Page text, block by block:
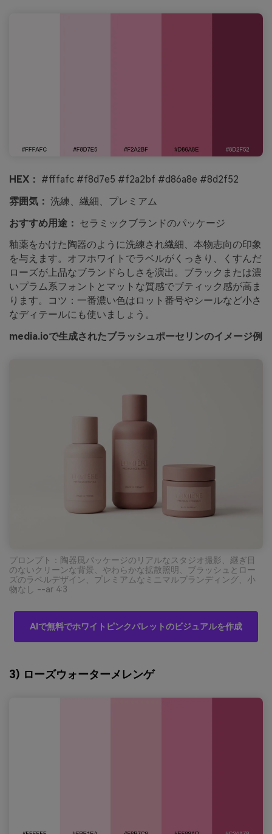
HEX： #fffafc #f8d7e5 #f2a2bf #d86a8e #8d2f52
雰囲気： 洗練、繊細、プレミアム
おすすめ用途： セラミックブランドのパッケージ
釉薬をかけた陶器のように洗練され繊細、本物志向の印象
を与えます。オフホワイトでラベルがくっきり、くすんだ
ローズが上品なブランドらしさを演出。ブラックまたは濃
いプラム系フォントとマットな質感でブティック感が高ま
ります。コツ：一番濃い色はロット番号やシールなど小さ
なディテールにも使いましょう。
media.ioで生成されたブラッシュポーセリンのイメージ例
プロンプト：陶器風パッケージのリアルなスタジオ撮影、継ぎ目
のないクリーンな背景、やわらかな拡散照明、ブラッシュとロー
ズのラベルデザイン、プレミアムなミニマルブランディング、小
物なし --ar 4:3
AIで無料でホワイトピンクパレットのビジュアルを作成
3) ローズウォーターメレンゲ